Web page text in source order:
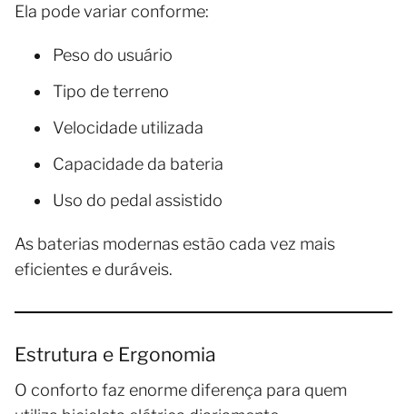
Ela pode variar conforme:
Peso do usuário
Tipo de terreno
Velocidade utilizada
Capacidade da bateria
Uso do pedal assistido
As baterias modernas estão cada vez mais
eficientes e duráveis.
Estrutura e Ergonomia
O conforto faz enorme diferença para quem